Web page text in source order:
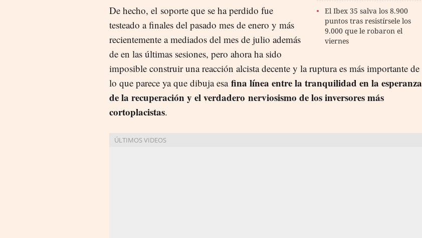
El Ibex 35 salva los 8.900
puntos tras resistírsele los
9.000 que le robaron el
viernes
De hecho, el soporte que se ha perdido fue
testeado a finales del pasado mes de enero y más
recientemente a mediados del mes de julio además
de en las últimas sesiones, pero ahora ha sido
imposible construir una reacción alcista decente y la ruptura es más importante de
lo que parece ya que dibuja esa fina línea entre la tranquilidad en la esperanza
de la recuperación y el verdadero nerviosismo de los inversores más
cortoplacistas.